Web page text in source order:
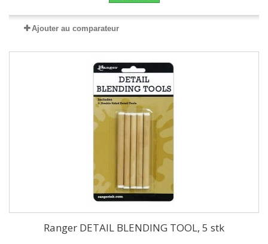
Ajouter au comparateur
Ranger DETAIL BLENDING TOOL, 5 stk